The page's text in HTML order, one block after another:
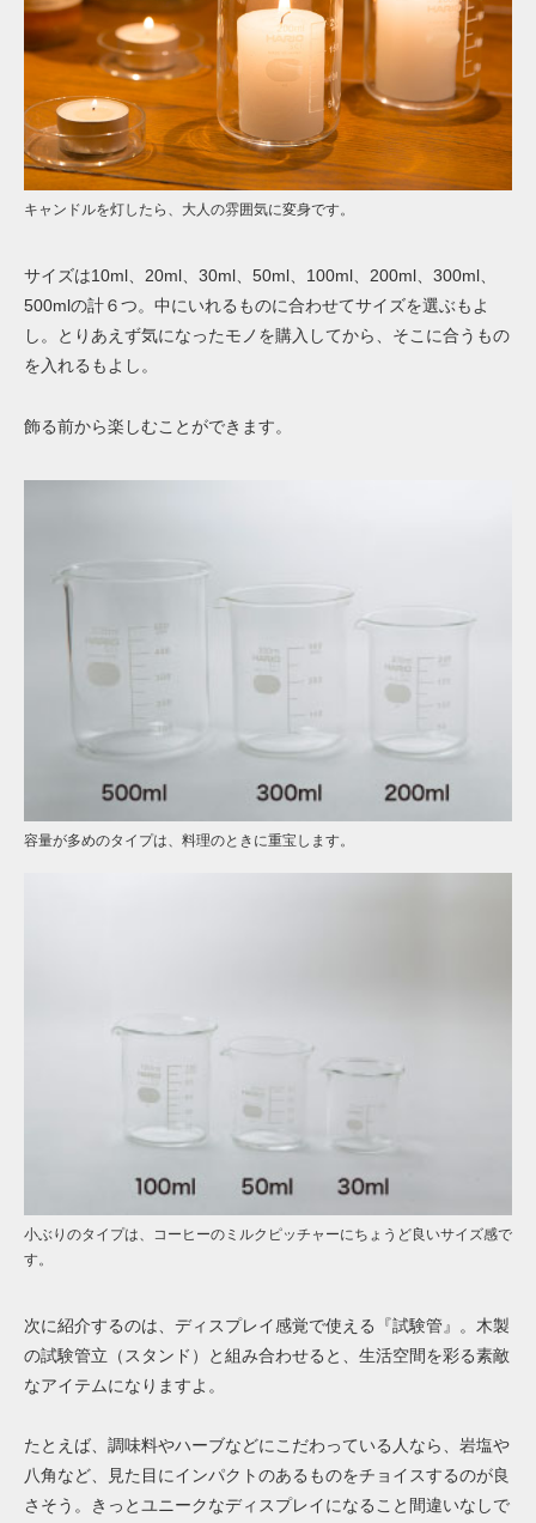
キャンドルを灯したら、大人の雰囲気に変身です。
サイズは10ml、20ml、30ml、50ml、100ml、200ml、300ml、
500mlの計６つ。中にいれるものに合わせてサイズを選ぶもよ
し。とりあえず気になったモノを購入してから、そこに合うもの
を入れるもよし。
飾る前から楽しむことができます。
容量が多めのタイプは、料理のときに重宝します。
小ぶりのタイプは、コーヒーのミルクピッチャーにちょうど良いサイズ感で
す。
次に紹介するのは、ディスプレイ感覚で使える『試験管』。木製
の試験管立（スタンド）と組み合わせると、生活空間を彩る素敵
なアイテムになりますよ。
たとえば、調味料やハーブなどにこだわっている人なら、岩塩や
八角など、見た目にインパクトのあるものをチョイスするのが良
さそう。きっとユニークなディスプレイになること間違いなしで